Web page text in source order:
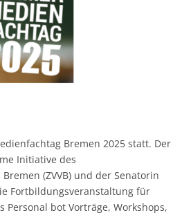
Bremen 2025 statt. Der
Initiative des
(ZVVB) und der Senatorin
Fortbildungsveranstaltung für
Personal bot Vorträge, Workshops,